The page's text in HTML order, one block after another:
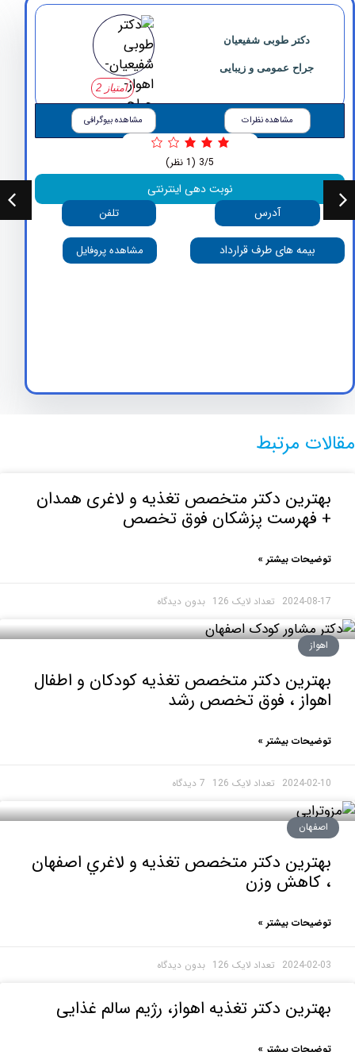
دکتر ‏طوبی ‏شفیعیان
جراح عمومی و زیبایی
امتیاز 2
مشاهده نظرات مشاهده بیوگرافی
نوبت دهی اینترنتی
آدرس
تلفن
بیمه های طرف قرارداد مشاهده پروفایل
مرتبط
دکتر متخصص تغذيه و لاغری همدان
پزشکان فوق تخصص
بیشتر »
2024- بدون دیدگاه
دکتر متخصص تغذیه کودکان و اطفال
، فوق تخصص رشد
بیشتر »
2024- 7 دیدگاه
دكتر متخصص تغذيه و لاغري اصفهان
وزن
بیشتر »
2024- بدون دیدگاه
دکتر تغذیه اهواز، رژیم سالم غذایی